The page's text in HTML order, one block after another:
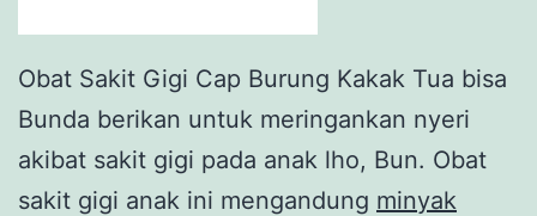
Obat Sakit Gigi Cap Burung Kakak Tua bisa
Bunda berikan untuk meringankan nyeri
akibat sakit gigi pada anak lho, Bun. Obat
sakit gigi anak ini mengandung minyak